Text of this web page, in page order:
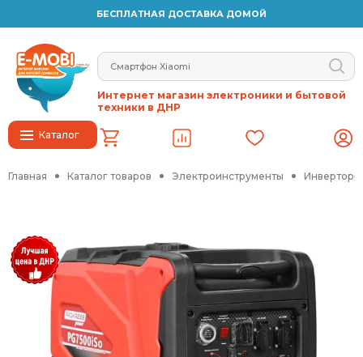
БЕСПЛАТНАЯ ДОСТАВКА ДОМОЙ
Каталог
Интернет магазин электроники и бытовой
техники в ДНР
Главная Каталог товаров Электроинструменты